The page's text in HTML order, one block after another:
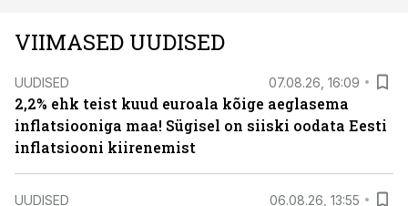
VIIMASED UUDISED
UUDISED 07.08.26, 16:09
2,2% ehk teist kuud euroala kõige aeglasema
inflatsiooniga maa! Sügisel on siiski oodata Eesti
inflatsiooni kiirenemist
UUDISED 06.08.26, 13:55